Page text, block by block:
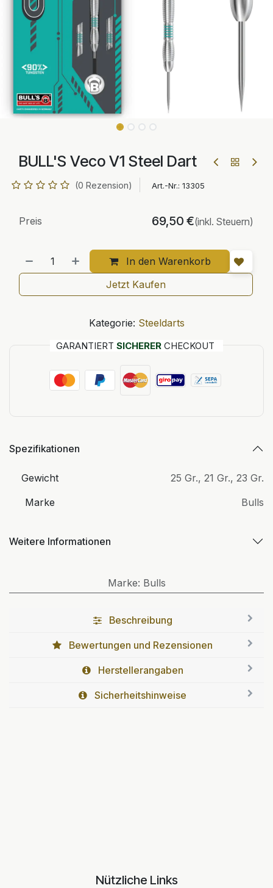
BULL'S Veco V1 Steel Dart
(0 Rezension) Art.-Nr.: 13305
In den Warenkorb
Preis 69,50 €(inkl. Steuern)
Jetzt Kaufen
Kategorie: Steeldarts
GARANTIERT SICHERER CHECKOUT
Spezifikationen
Gewicht 25 Gr., 21 Gr., 23 Gr.
Marke
Bulls
Weitere Informationen
Marke: Bulls
Beschreibung
Bewertungen und Rezensionen
Herstellerangaben
Sicherheitshinweise
Nützliche Links